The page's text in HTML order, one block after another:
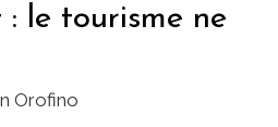
le tourisme ne
Orofino